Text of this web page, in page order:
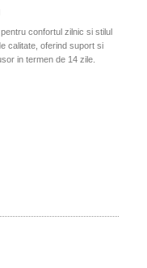
confortul zilnic si stilul
calitate, oferind suport si
in termen de 14 zile.